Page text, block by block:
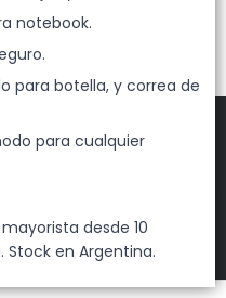
notebook.
para botella, y correa de
para cualquier
desde 10
Stock en Argentina.
2026